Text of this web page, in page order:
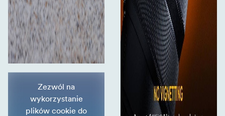
Zezwól na
wykorzystanie
plików cookie do